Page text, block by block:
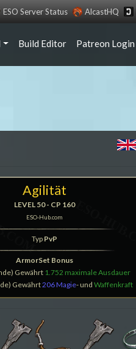
ESO Server Status AlcastHQ
Build Editor Patreon Login
Agilität
LEVEL 50 - CP 160
ESO-Hub.com
Typ PvP
ArmorSet Bonus
Gewährt 1.752 maximale Ausdauer
Gewährt206 Magie- und Waffenkraft